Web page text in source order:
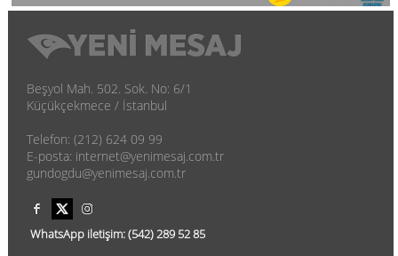
Beşyol Mah. 502. Sok. No: 6/1
Küçükçekmece / İstanbul
Telefon: (212) 624 09 99
E-posta: internet@yenimesaj.com.tr
gundogdu@yenimesaj.com.tr
WhatsApp iletişim:(542)289 52 85